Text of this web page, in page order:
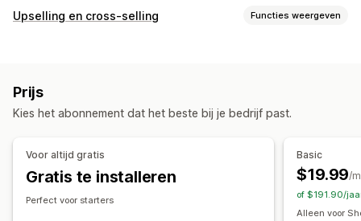
Soorten kortingen
Verzendtarieven
Kortingen bij de checkout Cadeaus Beloningen
Upsell-kortingen
Banners
Aangepaste kortingen
Upselling en cross-selling Functies weergeven
Upselling op de productpagina
Winkelwagenoptie
Pop-ups Aangepaste CSS
Gratis verzending
Volumekortingen
Prijs
Kies het abonnement dat het beste bij je bedrijf past.
Voor altijd gratis
Gratis te installeren
Perfect voor starters
Basic
$19.99/
of $191.90/
Alleen voor